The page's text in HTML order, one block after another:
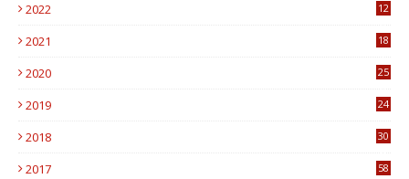
2022
12
2021
18
2020
25
2019
24
2018
30
2017
58